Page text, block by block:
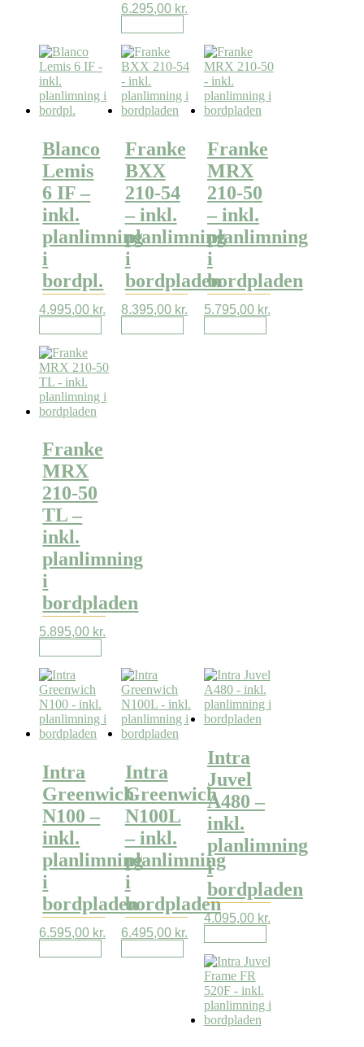
6.295,00 kr.
Blanco
Lemis
6 IF –
inkl.
planlimning
i
bordpl.
4.995,00 kr.
Franke
BXX
210-54
– inkl.
planlimning
i
bordpladen
8.395,00 kr.
Franke
MRX
210-50
– inkl.
planlimning
i
bordpladen
5.795,00 kr.
Franke
MRX
210-50
TL –
inkl.
planlimning
i
bordpladen
5.895,00 kr.
Intra
Greenwich
N100 –
inkl.
planlimning
i
bordpladen
6.595,00 kr.
Intra
Greenwich
N100L
– inkl.
planlimning
i
bordpladen
6.495,00 kr.
Intra
Juvel
A480 –
inkl.
planlimning
i
bordpladen
4.095,00 kr.